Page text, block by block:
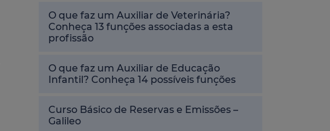
O que faz um Auxiliar de Veterinária?
Conheça 13 funções associadas a esta
profissão
O que faz um Auxiliar de Educação
Infantil? Conheça 14 possíveis funções
Curso Básico de Reservas e Emissões –
Galileo